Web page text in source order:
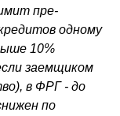
пре­
одному
10%
заемщиком
в ФРГ - до
по